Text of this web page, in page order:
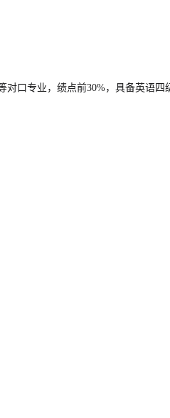
口专业，绩点前30%，具备英语四